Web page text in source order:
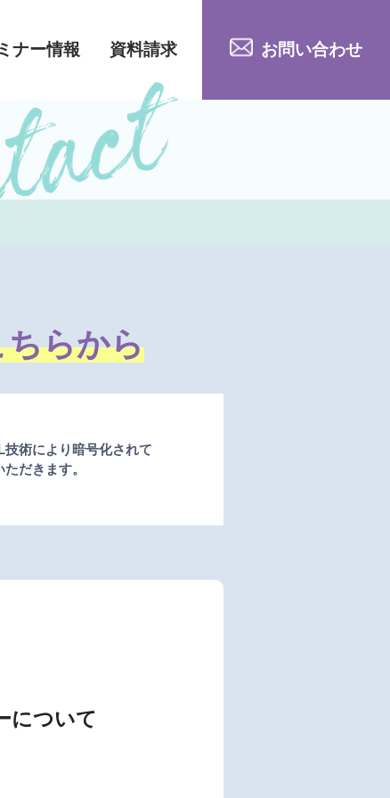
ナー情報 資料請求 お問い合わせ
らから
技術により暗号化されて
だきます。
について